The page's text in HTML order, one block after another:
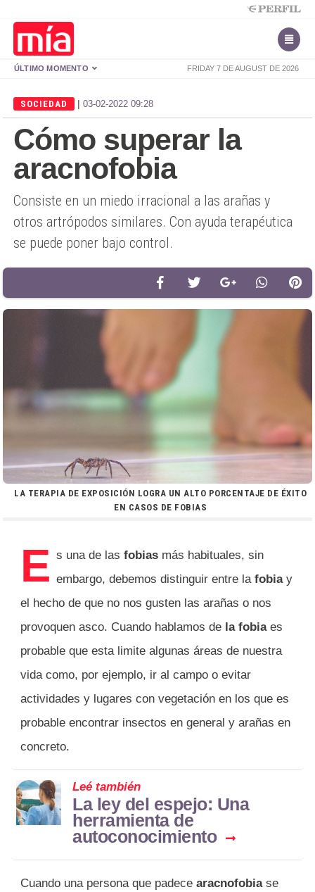
FRIDAY 7 DE AUGUST DE 2026
ÚLTIMO MOMENTO
SOCIEDAD | 03-02-2022 09:28
Cómo superar la
aracnofobia
Consiste en un miedo irracional a las arañas y
otros artrópodos similares. Con ayuda terapéutica
se puede poner bajo control.
LA TERAPIA DE EXPOSICIÓN LOGRA UN ALTO PORCENTAJE DE ÉXITO
EN CASOS DE FOBIAS
E s una de las fobias más habituales, sin
embargo, debemos distinguir entre la fobia y
el hecho de que no nos gusten las arañas o nos
provoquen asco. Cuando hablamos de la fobiaes
probable que esta limite algunas áreas de nuestra
vida como, por ejemplo, ir al campo o evitar
actividades y lugares con vegetación en los que es
probable encontrar insectos en general y arañas en
concreto.
Leé también
La ley del espejo: Una
herramienta de
autoconocimiento
Cuando una persona que padece aracnofobiase